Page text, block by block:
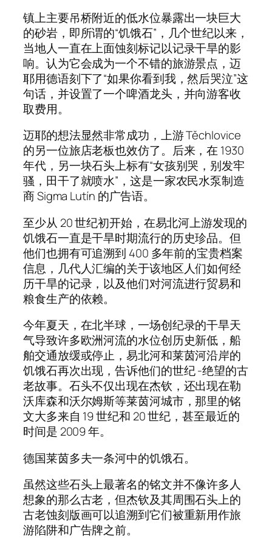
镇上主要吊桥附近的低水位暴露出一块巨大
的砂岩，即所谓的“饥饿石”，几个世纪以来，
当地人一直在上面蚀刻标记以记录干旱的影
响。认为它会成为一个不错的旅游景点，迈
耶用德语刻下了“如果你看到我，然后哭泣”这
句话，并设置了一个啤酒龙头，并向游客收
取费用。
迈耶的想法显然非常成功，上游 Těchlovice
的另一位旅店老板也效仿了。后来，在 1930
年代，另一块石头上标有“女孩别哭，别发牢
骚，田干了就喷水”，这是一家农民水泵制造
商 Sigma Lutín 的广告语。
至少从 20 世纪初开始，在易北河上游发现的
饥饿石一直是干旱时期流行的历史珍品。但
他们也拥有可追溯到 400 多年前的宝贵档案
信息，几代人汇编的关于该地区人们如何经
历干旱的记录，以及他们对河流进行贸易和
粮食生产的依赖。
今年夏天，在北半球，一场创纪录的干旱天
气导致许多欧洲河流的水位创历史新低，船
舶交通放缓或停止，易北河和莱茵河沿岸的
饥饿石再次出现，告诉他们的世纪 -绝望的古
老故事。石头不仅出现在杰钦，还出现在勒
沃库森和沃尔姆斯等莱茵河城市，那里的铭
文大多来自 19 世纪和 20 世纪，甚至最近的
时间是 2009 年。
德国莱茵多夫一条河中的饥饿石。
虽然这些石头上最著名的铭文并不像许多人
想象的那么古老，但杰钦及其周围石头上的
古老蚀刻版画可以追溯到它们被重新用作旅
游陷阱和广告牌之前。